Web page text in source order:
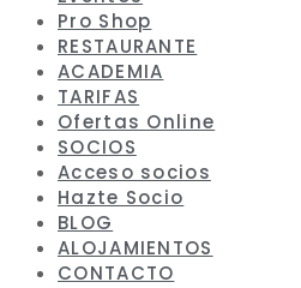
Pro Shop
RESTAURANTE
ACADEMIA
TARIFAS
Ofertas Online
SOCIOS
Acceso socios
Hazte Socio
BLOG
ALOJAMIENTOS
CONTACTO